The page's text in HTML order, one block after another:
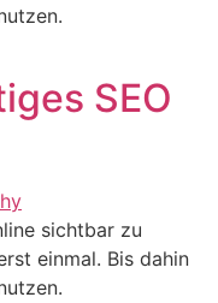
SEO
sichtbar zu
einmal. Bis dahin